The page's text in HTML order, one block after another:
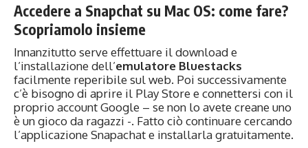
Accedere a Snapchat su Mac OS: come fare?
Scopriamolo insieme
Innanzitutto serve effettuare il download e
l’installazione dell’emulatore Bluestacks
facilmente reperibile sul web. Poi successivamente
c’è bisogno di aprire il Play Store e connettersi con il
proprio account Google – se non lo avete creane uno
è un gioco da ragazzi -. Fatto ciò continuare cercando
l’applicazione Snapachat e installarla gratuitamente.